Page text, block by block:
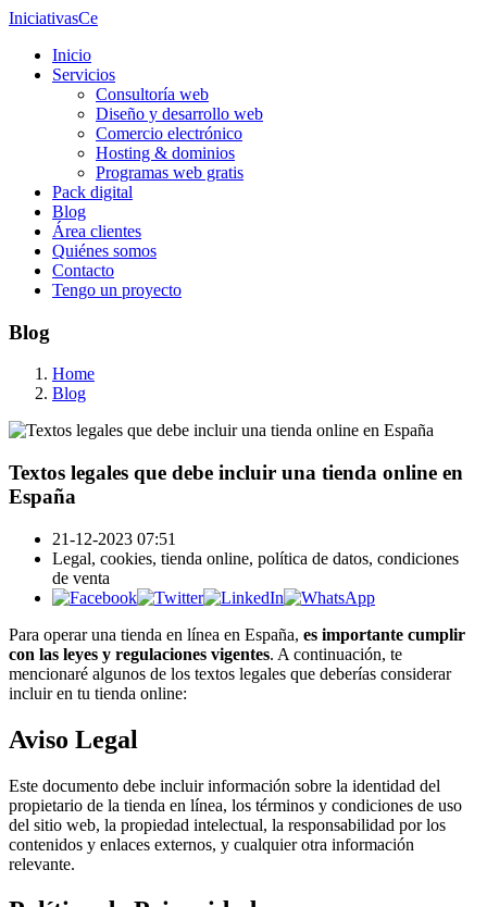
IniciativasCe
Inicio
Servicios
Consultoría web
Diseño y desarrollo web
Comercio electrónico
Hosting & dominios
Programas web gratis
Pack digital
Blog
Área clientes
Quiénes somos
Contacto
Tengo un proyecto
Blog
Home
Blog
Textos legales que debe incluir una tienda online en
España
21-12-2023 07:51
Legal, cookies, tienda online, política de datos, condiciones
de venta
Para operar una tienda en línea en España, es importante cumplir
con las leyes y regulaciones vigentes. A continuación, te
mencionaré algunos de los textos legales que deberías considerar
incluir en tu tienda online:
Aviso Legal
Este documento debe incluir información sobre la identidad del
propietario de la tienda en línea, los términos y condiciones de uso
del sitio web, la propiedad intelectual, la responsabilidad por los
contenidos y enlaces externos, y cualquier otra información
relevante.